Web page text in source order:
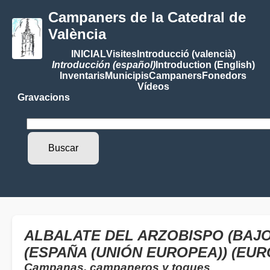
Campaners de la Catedral de
València
INICIALVisitesIntroducció (valencià)
Introducción (español)Introduction (English)
InventarisMunicipisCampanersFonedors
Vídeos
Gravacions
ALBALATE DEL ARZOBISPO
(ESPAÑA (UNIÓN EUROPEA))
Campanas, campaneros y toques